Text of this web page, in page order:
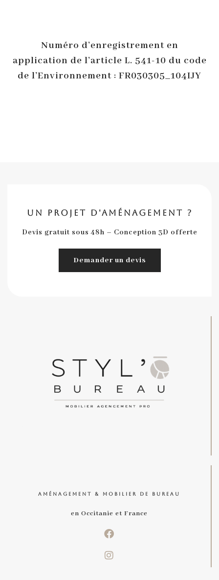
Numéro d’enregistrement en
application de l’article L. 541-10 du code
de l’Environnement : FR030305_104IJY
UN PROJET D'AMÉNAGEMENT ?
Devis gratuit sous 48h – Conception 3D offerte
Demander un devis
AMÉNAGEMENT & MOBILIER DE BUREAU
en Occitanie et France